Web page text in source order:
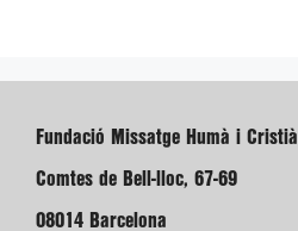
Fundació Missatge Humà i Cristià
Comtes de Bell-lloc, 67-69
08014 Barcelona